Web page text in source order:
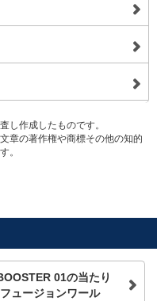
し作成したものです。
章の著作権や商標その他の知的
。
01の当たり
ュージョンワール